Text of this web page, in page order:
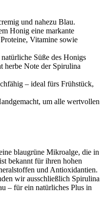
und nahezu Blau.
Honig eine markante
Vitamine sowie
Süße des Honigs
herbe Note der Spirulina
– ideal fürs Frühstück,
um alle wertvollen
blaugrüne Mikroalge, die in
bekannt für ihren hohen
und Antioxidantien.
wir ausschließlich Spirulina
– für ein natürliches Plus in